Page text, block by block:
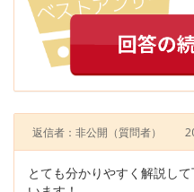
返信者：非公開 （質問者）
とても分かりやすく解説し